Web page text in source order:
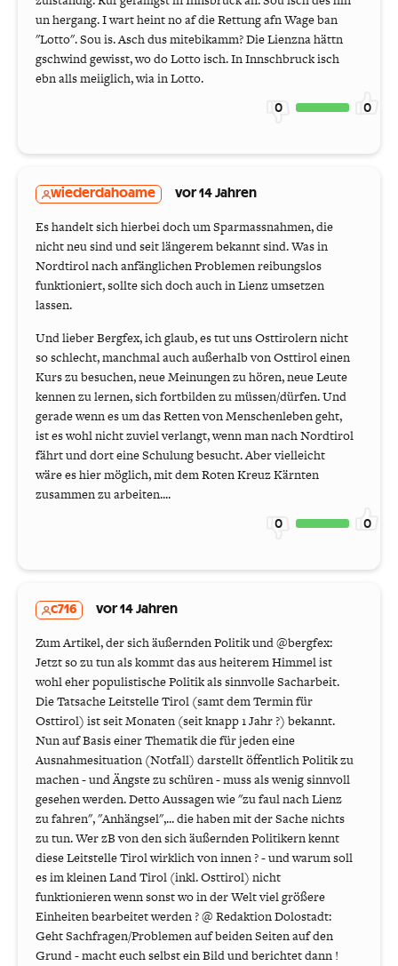
un hergang. I wart heint no af die Rettung afn Wage ban
"Lotto". Sou is. Asch dus mitebikamm? Die Lienzna hättn
gschwind gewisst, wo do Lotto isch. In Innschbruck isch
ebn alls meiiglich, wia in Lotto.
0 0
wiederdahoame vor 14 Jahren
Es handelt sich hierbei doch um Sparmassnahmen, die
nicht neu sind und seit längerem bekannt sind. Was in
Nordtirol nach anfänglichen Problemen reibungslos
funktioniert, sollte sich doch auch in Lienz umsetzen
lassen.
Und lieber Bergfex, ich glaub, es tut uns Osttirolern nicht
so schlecht, manchmal auch außerhalb von Osttirol einen
Kurs zu besuchen, neue Meinungen zu hören, neue Leute
kennen zu lernen, sich fortbilden zu müssen/dürfen. Und
gerade wenn es um das Retten von Menschenleben geht,
ist es wohl nicht zuviel verlangt, wenn man nach Nordtirol
fährt und dort eine Schulung besucht. Aber vielleicht
wäre es hier möglich, mit dem Roten Kreuz Kärnten
zusammen zu arbeiten....
0 0
c716 vor 14 Jahren
Zum Artikel, der sich äußernden Politik und @bergfex:
Jetzt so zu tun als kommt das aus heiterem Himmel ist
wohl eher populistische Politik als sinnvolle Sacharbeit.
Die Tatsache Leitstelle Tirol (samt dem Termin für
Osttirol) ist seit Monaten (seit knapp 1 Jahr ?) bekannt.
Nun auf Basis einer Thematik die für jeden eine
Ausnahmesituation (Notfall) darstellt öffentlich Politik zu
machen - und Ängste zu schüren - muss als wenig sinnvoll
gesehen werden. Detto Aussagen wie "zu faul nach Lienz
zu fahren", "Anhängsel",... die haben mit der Sache nichts
zu tun. Wer zB von den sich äußernden Politikern kennt
diese Leitstelle Tirol wirklich von innen ? - und warum soll
es im kleinen Land Tirol (inkl. Osttirol) nicht
funktionieren wenn sonst wo in der Welt viel größere
Einheiten bearbeitet werden ? @ Redaktion Dolostadt:
Geht Sachfragen/Problemen auf beiden Seiten auf den
Grund - macht euch selbst ein Bild und berichtet dann !